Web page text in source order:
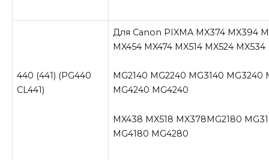
440 (441) (PG440
CL441)
Для Canon PIXMA MX374 MX394
MX454 MX474 MX514 MX524 MX534
MG2140 MG2240 MG3140 MG3240
MG4240 MG4240
MX438 MX518 MX378MG2180
MG4180 MG4280